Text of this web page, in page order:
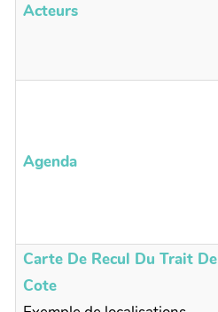
Acteurs
Agenda
Carte De Recul Du Trait De
Cote